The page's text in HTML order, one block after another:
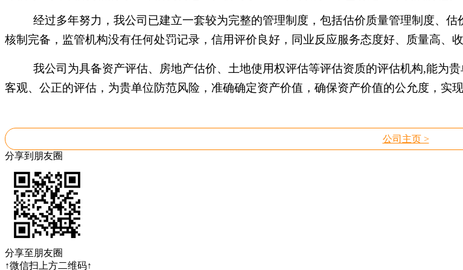
经过多年努力，我公司已建立一套较为完整的管理制度，包括估价质量管理制度、
核制完备，监管机构没有任何处罚记录，信用评价良好，同业反应服务态度好、质量高、收
我公司为具备资产评估、房地产估价、土地使用权评估等评估资质的评估机构,能为
客观、公正的评估，为贵单位防范风险，准确确定资产价值，确保资产价值的公允度，实
公司主页 >
分享到朋友圈
分享至朋友圈
↑微信扫上方二维码↑